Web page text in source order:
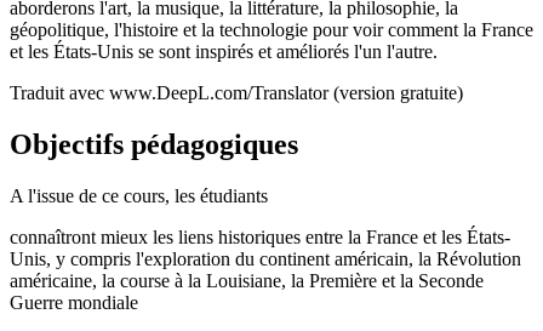
aborderons l'art, la musique, la littérature, la philosophie, la
géopolitique, l'histoire et la technologie pour voir comment la France
et les États-Unis se sont inspirés et améliorés l'un l'autre.
Traduit avec www.DeepL.com/Translator (version gratuite)
Objectifs pédagogiques
A l'issue de ce cours, les étudiants
connaîtront mieux les liens historiques entre la France et les États-
Unis, y compris l'exploration du continent américain, la Révolution
américaine, la course à la Louisiane, la Première et la Seconde
Guerre mondiale